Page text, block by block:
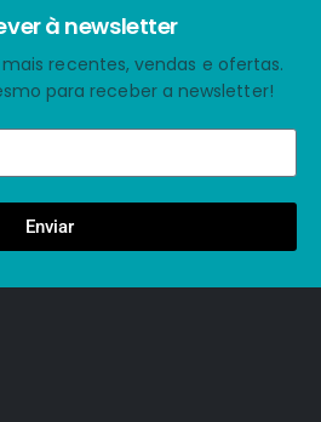
à newsletter
recentes, vendas e ofertas.
para receber a newsletter!
Enviar